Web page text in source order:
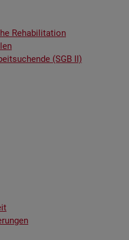
Re­ha­bi­li­ta­ti­on
(SGB II)